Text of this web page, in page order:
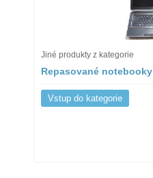
Jiné produkty z kategorie
Repasované notebooky
Vstup do kategorie